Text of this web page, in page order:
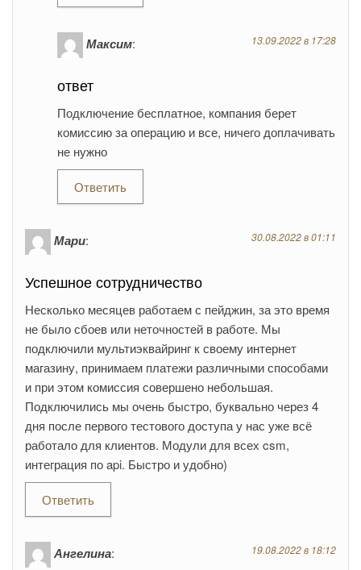
Максим: 13.09.2022 в 17:28
ответ
Подключение бесплатное, компания берет
комиссию за операцию и все, ничего доплачивать
не нужно
Ответить
Мари: 30.08.2022 в 01:11
Успешное сотрудничество
Несколько месяцев работаем с пейджин, за это время
не было сбоев или неточностей в работе. Мы
подключили мультиэквайринг к своему интернет
магазину, принимаем платежи различными способами
и при этом комиссия совершено небольшая.
Подключились мы очень быстро, буквально через 4
дня после первого тестового доступа у нас уже всё
работало для клиентов. Модули для всех csm,
интеграция по api. Быстро и удобно)
Ответить
Ангелина: 19.08.2022 в 18:12